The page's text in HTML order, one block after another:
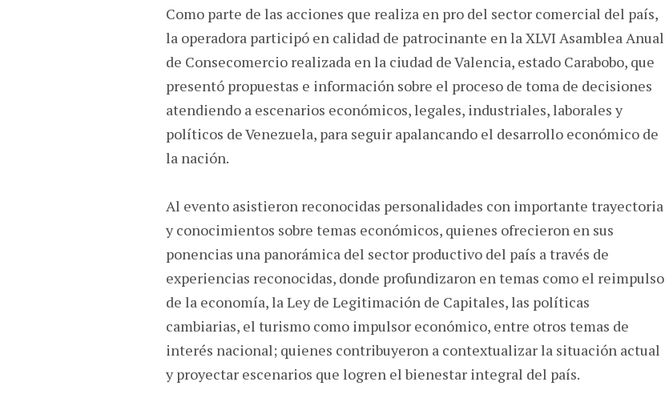
Como parte de las acciones que realiza en pro del sector comercial del país,
la operadora participó en calidad de patrocinante en la XLVI Asamblea Anual
de Consecomercio realizada en la ciudad de Valencia, estado Carabobo, que
presentó propuestas e información sobre el proceso de toma de decisiones
atendiendo a escenarios económicos, legales, industriales, laborales y
políticos de Venezuela, para seguir apalancando el desarrollo económico de
la nación.
Al evento asistieron reconocidas personalidades con importante trayectoria
y conocimientos sobre temas económicos, quienes ofrecieron en sus
ponencias una panorámica del sector productivo del país a través de
experiencias reconocidas, donde profundizaron en temas como el reimpulso
de la economía, la Ley de Legitimación de Capitales, las políticas
cambiarias, el turismo como impulsor económico, entre otros temas de
interés nacional; quienes contribuyeron a contextualizar la situación actual
y proyectar escenarios que logren el bienestar integral del país.